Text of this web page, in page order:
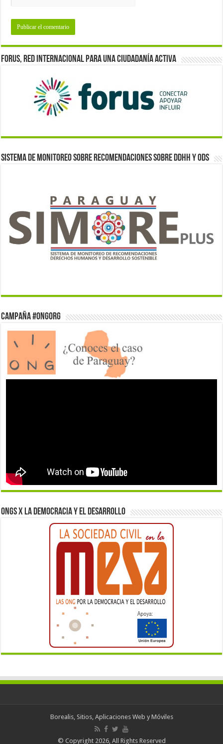
Forus, red internacional para una ciudadanía activa
Sistema de monitoreo sobre recomendaciones sobre DDHH y ODS
Campaña #ONGorg
ONGs x la democracia y el desarrollo
Borealis, Sitios, Aplicaciones Web y Móviles
© Copyright 2026, All Rights Reserved